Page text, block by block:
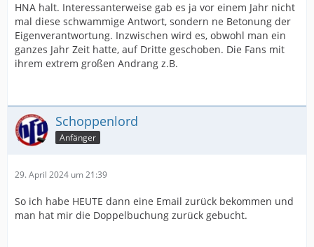
HNA halt. Interessanterweise gab es ja vor einem Jahr nicht
mal diese schwammige Antwort, sondern ne Betonung der
Eigenverantwortung. Inzwischen wird es, obwohl man ein
ganzes Jahr Zeit hatte, auf Dritte geschoben. Die Fans mit
ihrem extrem großen Andrang z.B.
Schoppenlord
Anfänger
29. April 2024 um 21:39
So ich habe HEUTE dann eine Email zurück bekommen und
man hat mir die Doppelbuchung zurück gebucht.